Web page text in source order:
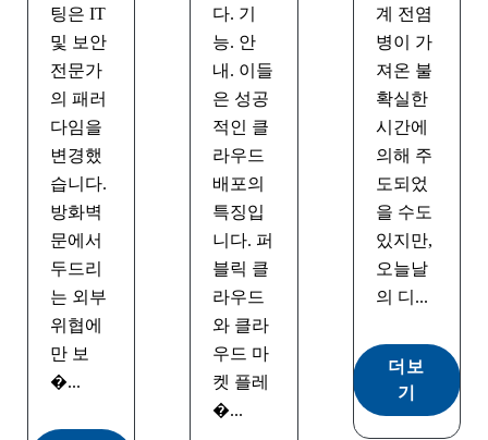
팅은 IT
및 보안
전문가
의 패러
다임을
변경했
습니다.
방화벽
문에서
두드리
는 외부
위협에
만 보
�...
다. 기
능. 안
내. 이들
은 성공
적인 클
라우드
배포의
특징입
니다. 퍼
블릭 클
라우드
와 클라
우드 마
켓 플레
�...
계 전염
병이 가
져온 불
확실한
시간에
의해 주
도되었
을 수도
있지만,
오늘날
의 디...
더보
기